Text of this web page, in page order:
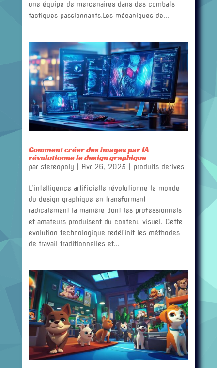
une équipe de mercenaires dans des combats
tactiques passionnants.Les mécaniques de...
Comment créer des images par IA
révolutionne le design graphique
par stereopoly Avr 26, 2025 produits derives
L’intelligence artificielle révolutionne le monde
du design graphique en transformant
radicalement la manière dont les professionnels
et amateurs produisent du contenu visuel. Cette
évolution technologique redéfinit les méthodes
de travail traditionnelles et...